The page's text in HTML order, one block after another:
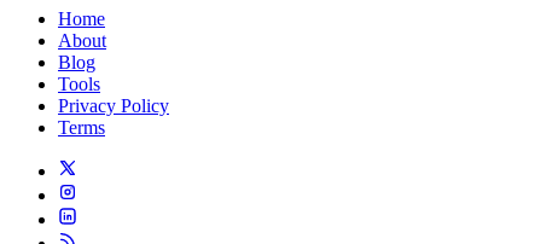
Home
About
Blog
Tools
Privacy Policy
Terms